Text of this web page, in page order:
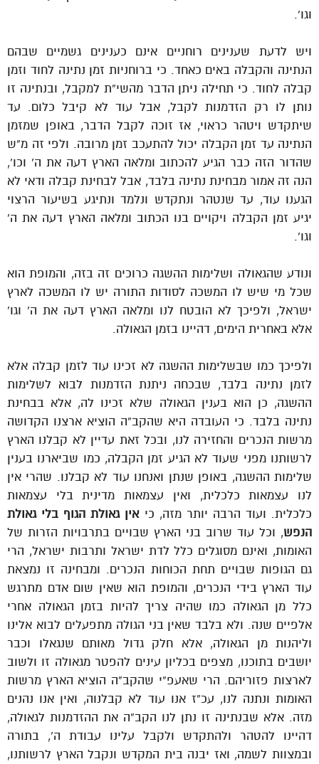
וגו’.
ויש לדעת שענינים רוחניים אינם כענינים גשמיים שבהם
הנתינה והקבלה באים כאחד. כי ברוחניות זמן נתינה לחוד וזמן
קבלה לחוד. כי תחילה ניתן הדבר מהשי”ת למקבל, ובנתינה זו
נותן לו רק הזדמנות לקבל, אבל עוד לא קיבל כלום. עד
שיתקדש ויטהר כראוי, אז זוכה לקבל הדבר, באופן שמזמן
הנתינה עד זמן הקבלה יכול להתעכב זמן מרובה. ולפי זה מ”ש
שהדור הזה כבר הגיע להכתוב ומלאה הארץ דעה את ה’ וכו’,
הנה זה אמור מבחינת נתינה בלבד, אבל לבחינת קבלה ודאי לא
הגענו עוד, עד שנטהר ונתקדש ונלמד ונתיגע בשיעור הרצוי
יגיע זמן הקבלה ויקויים בנו הכתוב ומלאה הארץ דעה את ה’
וגו’.
ונודע שהגאולה ושלימות ההשגה כרוכים זה בזה, והמופת הוא
שכל מי שיש לו המשכה לסודות התורה יש לו המשכה לארץ
ישראל, ולפיכך לא הובטח לנו ומלאה הארץ דעה את ה’ וגו’
אלא באחרית הימים, דהיינו בזמן הגאולה.
ולפיכך כמו שבשלימות ההשגה לא זכינו עוד לזמן קבלה אלא
לזמן נתינה בלבד, שבכחה ניתנת הזדמנות לבוא לשלימות
ההשגה, כן הוא בענין הגאולה שלא זכינו לה, אלא בבחינת
נתינה בלבד. כי העובדה היא שהקב”ה הוציא ארצנו הקדושה
מרשות הנכרים והחזירה לנו, ובכל זאת עדיין לא קבלנו הארץ
לרשותנו מפני שעוד לא הגיע זמן הקבלה, כמו שביארנו בענין
שלימות ההשגה, באופן שנתן ואנחנו עוד לא קבלנו. שהרי אין
לנו עצמאות כלכלית, ואין עצמאות מדינית בלי עצמאות
כלכלית. ועוד הרבה יותר מזה, כיאין גאולת הגוף בלי גאולת
הנפש, וכל עוד שרוב בני הארץ שבויים בתרבויות הזרות של
האומות, ואינם מסוגלים כלל לדת ישראל ותרבות ישראל, הרי
גם הגופות שבויים תחת הכוחות הנכרים. ומבחינה זו נמצאת
עוד הארץ בידי הנכרים, והמופת הוא שאין שום אדם מתרגש
כלל מן הגאולה כמו שהיה צריך להיות בזמן הגאולה אחרי
אלפיים שנה. ולא בלבד שאין בני הגולה מתפעלים לבוא אלינו
וליהנות מן הגאולה, אלא חלק גדול מאותם שנגאלו וכבר
יושבים בתוכנו, מצפים בכליון עינים להפטר מגאולה זו ולשוב
לארצות פזוריהם. הרי שאעפ”י שהקב”ה הוציא הארץ מרשות
האומות ונתנה לנו, עכ”ז אנו עוד לא קבלנוה, ואין אנו נהנים
מזה. אלא שבנתינה זו נתן לנו הקב”ה את ההזדמנות לגאולה,
דהיינו להטהר ולהתקדש ולקבל עלינו עבודת ה’, בתורה
ובמצוות לשמה, ואז יבנה בית המקדש ונקבל הארץ לרשותנו,